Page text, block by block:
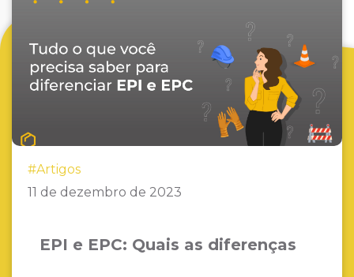
#Artigos
11 de dezembro de 2023
EPI e EPC: Quais as diferenças